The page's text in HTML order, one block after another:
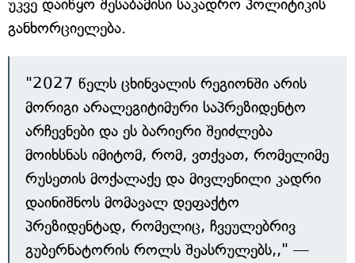
უკვე დაიწყო შესაბამისი საკადრო პოლიტიკის
განხორციელება.
"2027 წელს ცხინვალის რეგიონში არის
მორიგი არალეგიტიმური საპრეზიდენტო
არჩევნები და ეს ბარიერი შეიძლება
მოიხსნას იმიტომ, რომ, ვთქვათ, რომელიმე
რუსეთის მოქალაქე და მივლენილი კადრი
დაინიშნოს მომავალ დეფაქტო
პრეზიდენტად, რომელიც, ჩვეულებრივ
გუბერნატორის როლს შეასრულებს,," —